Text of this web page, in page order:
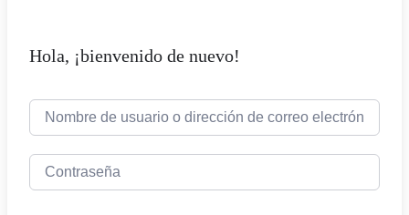
Hola, ¡bienvenido de nuevo!